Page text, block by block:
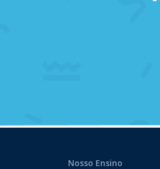
Nosso Ensino